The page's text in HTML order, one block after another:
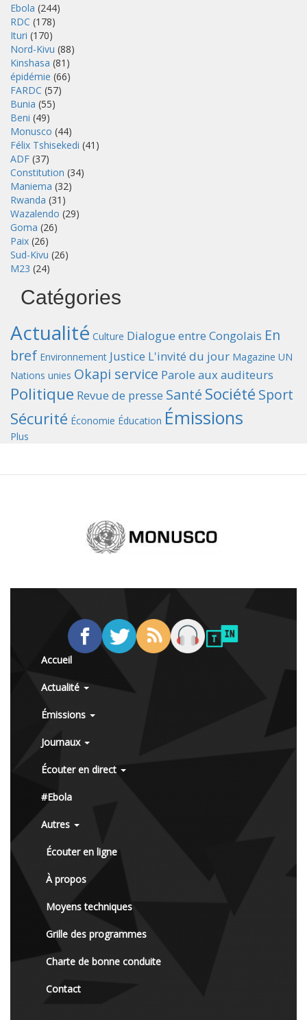
Ebola (244)
RDC (178)
Ituri (170)
Nord-Kivu (88)
Kinshasa (81)
épidémie (66)
FARDC (57)
Bunia (55)
Beni (49)
Monusco (44)
Félix Tshisekedi (41)
ADF (37)
Constitution (34)
Maniema (32)
Rwanda (31)
Wazalendo (29)
Goma (26)
Paix (26)
Sud-Kivu (26)
M23 (24)
Catégories
Actualité Culture Dialogue entre Congolais En
bref Environnement Justice L'invité du jour Magazine UN
Nations unies Okapi service Parole aux auditeurs
Politique Revue de presse Santé Société Sport
Sécurité Économie Éducation Émissions
Plus
Accueil
Actualité
Émissions
Journaux
Écouter en direct
#Ebola
Autres
Écouter en ligne
À propos
Moyens techniques
Grille des programmes
Charte de bonne conduite
Contact